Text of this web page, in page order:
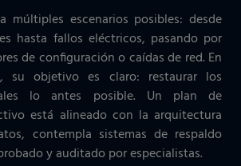
múltiples escenarios posibles: desde
hasta fallos eléctricos, pasando por
de configuración o caídas de red. En
su objetivo es claro: restaurar los
lo antes posible. Un plan de
está alineado con la arquitectura
contempla sistemas de respaldo
y auditado por especialistas.